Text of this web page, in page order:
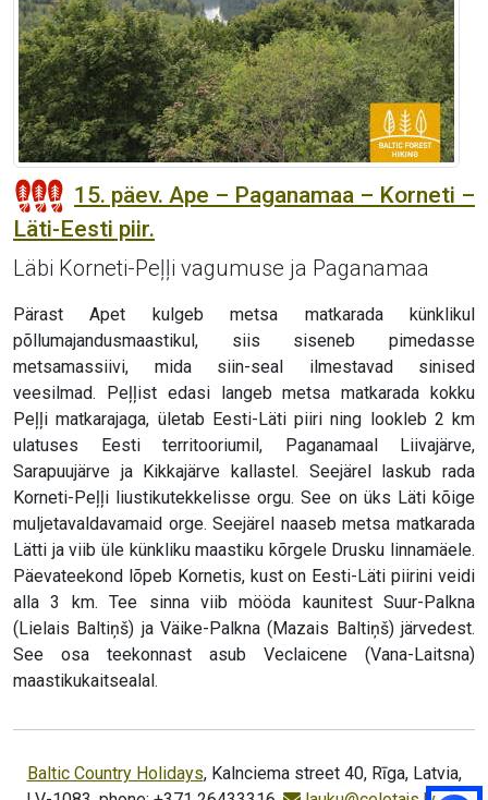
15. päev. Ape – Paganamaa – Korneti –
Läti-Eesti piir.
Läbi Korneti-Peļļi vagumuse ja Paganamaa
Pärast Apet kulgeb metsa matkarada künklikul
põllumajandusmaastikul, siis siseneb pimedasse
metsamassiivi, mida siin-seal ilmestavad sinised
veesilmad. Peļļist edasi langeb metsa matkarada kokku
Peļļi matkarajaga, ületab Eesti-Läti piiri ning lookleb 2 km
ulatuses Eesti territooriumil, Paganamaal Liivajärve,
Sarapuujärve ja Kikkajärve kallastel. Seejärel laskub rada
Korneti-Peļļi liustikutekkelisse orgu. See on üks Läti kõige
muljetavaldavamaid orge. Seejärel naaseb metsa matkarada
Lätti ja viib üle künkliku maastiku kõrgele Drusku linnamäele.
Päevateekond lõpeb Kornetis, kust on Eesti-Läti piirini veidi
alla 3 km. Tee sinna viib mööda kaunitest Suur-Palkna
(Lielais Baltiņš) ja Väike-Palkna (Mazais Baltiņš) järvedest.
See osa teekonnast asub Veclaicene (Vana-Laitsna)
maastikukaitsealal.
Baltic Country Holidays, Kalnciema street 40, Rīga, Latvia,